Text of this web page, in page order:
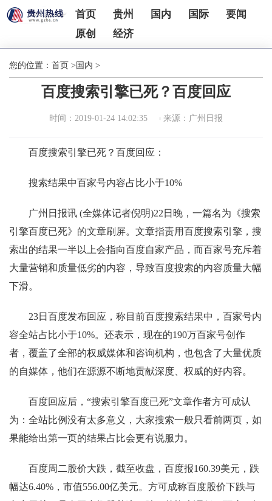
首页 贵州 国内 国际
要闻
原创
经济
您的位置： 首页 > 国内 >
百度搜索引擎已死？百度回应
时间：2019-01-24 14:02:35 来源：广州日报
百度搜索引擎已死？百度回应：
搜索结果中百家号内容占比小于10%
广州日报讯 (全媒体记者倪明)22日晚，一篇名为《搜索
引擎百度已死》的文章刷屏。文章指责用百度搜索引擎，搜
索出的结果一半以上会指向百度自家产品，而百家号充斥着
大量营销和质量低劣的内容，导致百度搜索的内容质量大幅
下滑。
23日百度发布回应，称目前百度搜索结果中，百家号内
容全站占比小于10%。还表示，现在的190万百家号创作
者，覆盖了全部的权威媒体和咨询机构，也包含了大量优质
的自媒体，他们在源源不断地贡献深度、权威的好内容。
百度回应后，“搜索引擎百度已死”文章作者方可成认
为：全站比例没有太多意义，大家搜索一般只看前两页，如
果能给出第一页的结果占比会更有说服力。
百度周二股价大跌，截至收盘，百度报160.39美元，跌
幅达6.40%，市值556.00亿美元。方可成称百度股价下跌与